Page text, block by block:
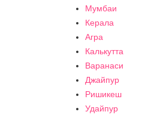
Мумбаи
Керала
Агра
Калькутта
Варанаси
Джайпур
Ришикеш
Удайпур